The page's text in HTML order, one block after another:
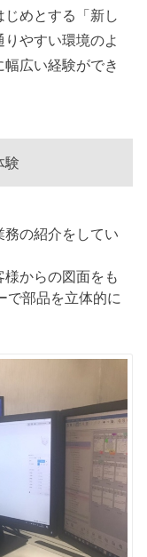
めとする「新し
やすい環境のよ
広い経験ができ
験
の紹介をしてい
からの図面をも
で部品を立体的に